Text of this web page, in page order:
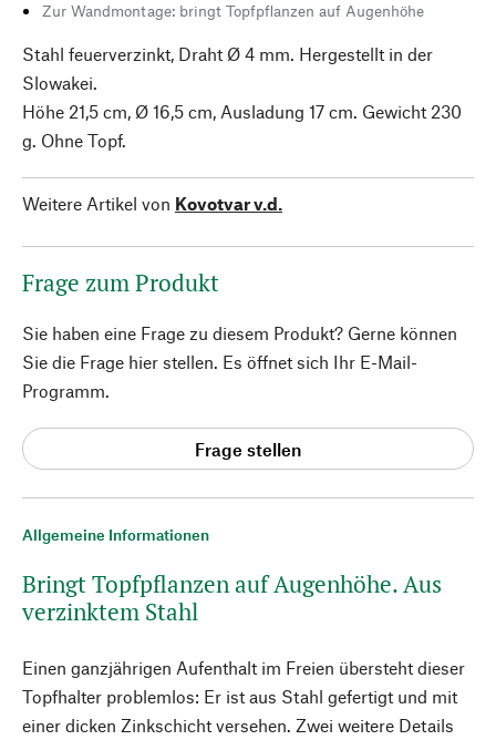
Allgemeine Informationen
Bringt Topfpflanzen auf Augenhöhe. Aus
verzinktem Stahl
Einen ganzjährigen Aufenthalt im Freien übersteht dieser
Topfhalter problemlos: Er ist aus Stahl gefertigt und mit
einer dicken Zinkschicht versehen. Zwei weitere Details
Zur Wandmontage: bringt Topfpflanzen auf Augenhöhe
Stahl feuerverzinkt, Draht Ø 4 mm. Hergestellt in der
Slowakei.
Höhe 21,5 cm, Ø 16,5 cm, Ausladung 17 cm. Gewicht 230
g. Ohne Topf.
Weitere Artikel von Kovotvar v.d.
Frage zum Produkt
Sie haben eine Frage zu diesem Produkt? Gerne können
Sie die Frage hier stellen. Es öffnet sich Ihr E-Mail-
Programm.
Frage stellen